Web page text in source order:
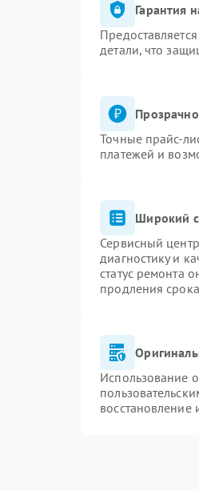
Гарантия
детали, что
Точные прайс-
платежей и
Широкий
Сервисный
диагностику и
статус ремонта
продления
Использование